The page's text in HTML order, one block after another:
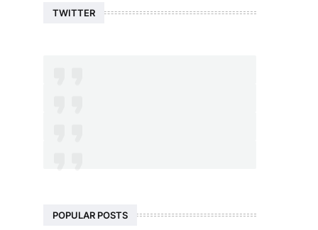
TWITTER
POPULAR POSTS